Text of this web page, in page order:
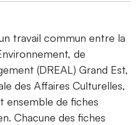
travail commun entre la
de
(DREAL) Grand Est,
des Affaires Culturelles,
ensemble de fiches
Chacune des fiches